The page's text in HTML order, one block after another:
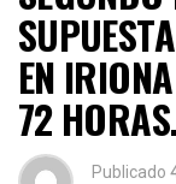
EN
72
Publicado